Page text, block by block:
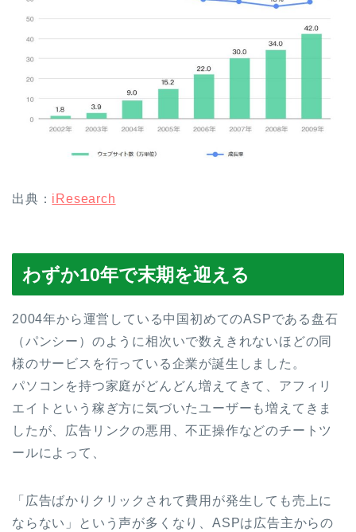
出典： iResearch
わずか10年で末期を迎える
2004年から運営している中国初めてのASPである盘石
（パンシー）のように相次いで数えきれないほどの同
様のサービスを行っている企業が誕生しました。
パソコンを持つ家庭がどんどん増えてきて、アフィリ
エイトという稼ぎ方に気づいたユーザーも増えてきま
したが、広告リンクの悪用、不正操作などのチートツ
ールによって、
「広告ばかりクリックされて費用が発生しても売上に
ならない」という声が多くなり、ASPは広告主からの